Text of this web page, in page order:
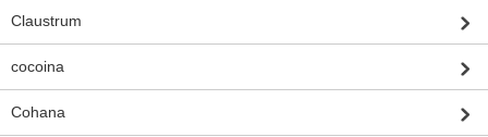
Claustrum
cocoina
Cohana